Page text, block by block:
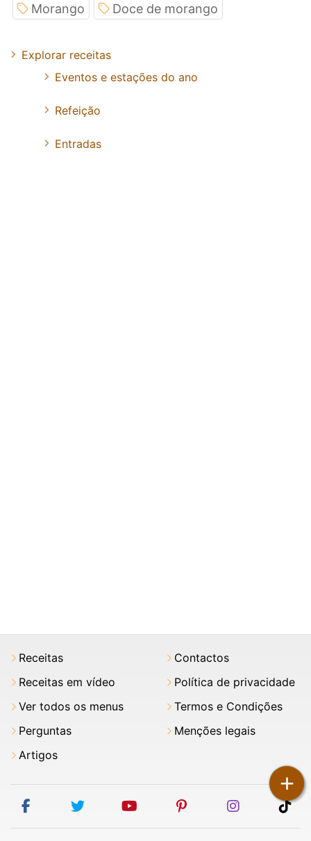
+
Morango
Doce de morango
Explorar receitas
Eventos e estações do ano
Refeição
Entradas
Receitas
Receitas em vídeo
Ver todos os menus
Perguntas
Artigos
Contactos
Política de privacidade
Termos e Condições
Menções legais
facebooktwitter youtubepinterestinstagram